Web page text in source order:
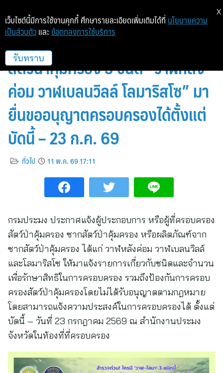
กรมประมง…เปิดให้ผู้ครอบครอง
สัตว์น้ำคุ้มครอง 3 ชนิด “วาฬหลัง
ค่อม วาฬเบลนวิลล์ โลมาริสโซ” มา
ยื่นขออนุญาตครอบครองได้ตั้งแต่
บัดนี้ – 23 ก.ค. 69
ทั่วไป 11 พ.ค. 69 17:11
กรมประมง ประกาศแจ้งผู้ประกอบการ หรือผู้ที่ครอบครอง
สัตว์ป่าคุ้มครอง ซากสัตว์ป่าคุ้มครอง หรือผลิตภัณฑ์จาก
ซากสัตว์ป่าคุ้มครอง ได้แก่ วาฬหลังค่อม วาฬเบลนวิลล์
และโลมาริสโซ ให้มาแจ้งรายการเกี่ยวกับชนิดและจำนวน
เพื่อรักษาสิทธิในการครอบครอง รวมถึงป้องกันการครอบ
ครองสัตว์ป่าคุ้มครองโดยไม่ได้รับอนุญาตตามกฎหมาย
โดยสามารถแจ้งความประสงค์ในการครอบครองได้ ตั้งแต่
บัดนี้ – วันที่ 23 กรกฎาคม 2569 ณ สำนักงานประมง
จังหวัดในท้องที่ที่ครอบครอง
เว็บไซต์นี้มีการใช้งานคุกกี้ ศึกษารายละเอียดเพิ่มเติมได้ที่ นโยบายความ
เป็นส่วนตัว และ ข้อตกลงการใช้บริการ
รับทราบ
X